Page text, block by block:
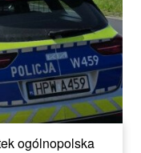
ogólnopolska